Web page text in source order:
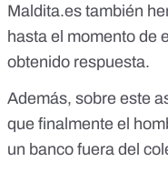
Maldita.es también
hasta el momento de
obtenido respuesta.
Además, sobre este
que finalmente el
un banco fuera del